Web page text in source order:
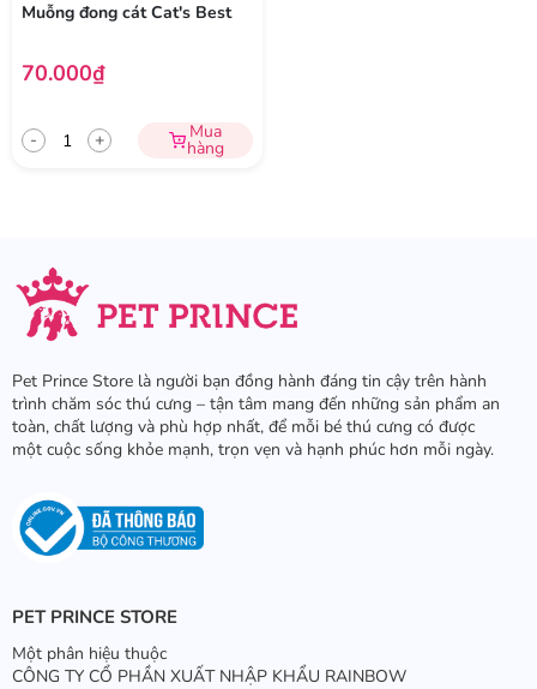
Muỗng đong cát Cat's Best
70.000₫
- + Mua
hàng
Pet Prince Store là người bạn đồng hành đáng tin cậy trên hành
trình chăm sóc thú cưng – tận tâm mang đến những sản phẩm an
toàn, chất lượng và phù hợp nhất, để mỗi bé thú cưng có được
một cuộc sống khỏe mạnh, trọn vẹn và hạnh phúc hơn mỗi ngày.
PET PRINCE STORE
Một phân hiệu thuộc
CÔNG TY CỔ PHẦN XUẤT NHẬP KHẨU RAINBOW